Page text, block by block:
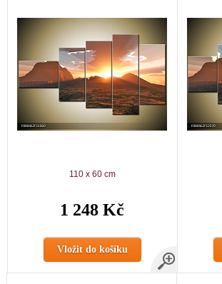
110 x 60 cm
1 248 Kč
Vložit do košíku